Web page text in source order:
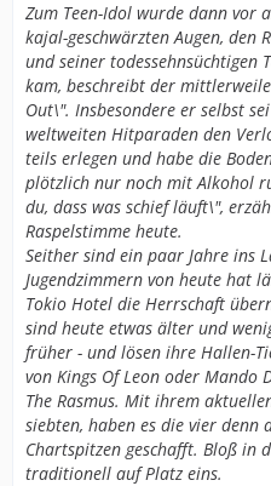
Zum Teen-Idol wurde dann vor
kajal-geschwärzten Augen, den
und seiner todessehnsüchtigen
kam, beschreibt der
Out\". Insbesondere er selbst
weltweiten Hitparaden den
teils erlegen und habe die
plötzlich nur noch mit Alkohol
du, dass was schief läuft\",
Raspelstimme heute.
Seither sind ein paar Jahre ins
Jugendzimmern von heute hat
Tokio Hotel die Herrschaft
sind heute etwas älter und
früher - und lösen ihre Hallen-
von Kings Of Leon oder Mando
The Rasmus. Mit ihrem
siebten, haben es die vier denn
Chartspitzen geschafft. Bloß in
traditionell auf Platz eins.